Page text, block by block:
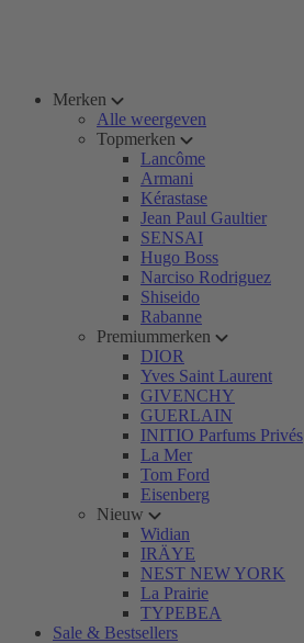
Merken
Alle weergeven
Topmerken
Lancôme
Armani
Kérastase
Jean Paul Gaultier
SENSAI
Hugo Boss
Narciso Rodriguez
Shiseido
Rabanne
Premiummerken
DIOR
Yves Saint Laurent
GIVENCHY
GUERLAIN
INITIO Parfums Privés
La Mer
Tom Ford
Eisenberg
Nieuw
Widian
IRÄYE
NEST NEW YORK
La Prairie
TYPEBEA
Sale & Bestsellers